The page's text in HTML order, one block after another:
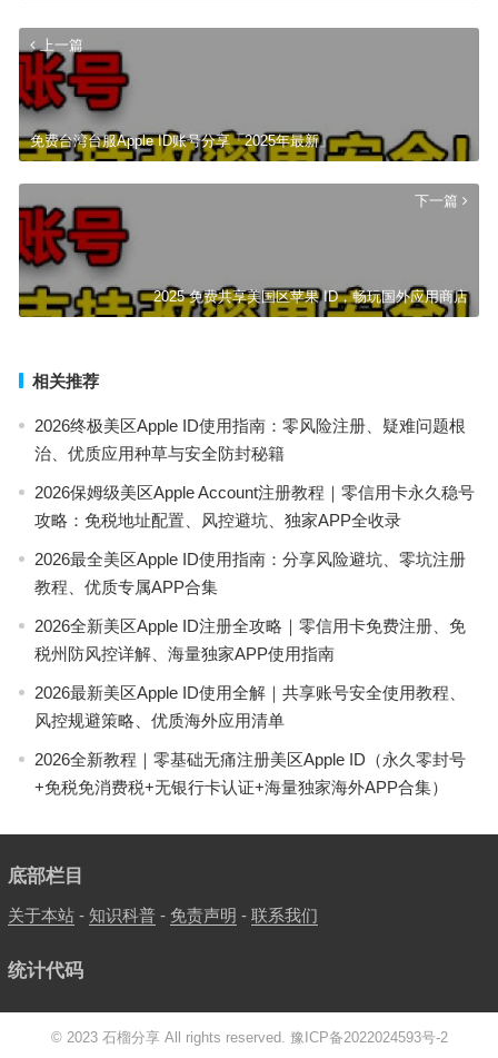
上一篇
免费台湾台服Apple ID账号分享「2025年最新」
下一篇
2025 免费共享美国区苹果 ID，畅玩国外应用商店
相关推荐
2026终极美区Apple ID使用指南：零风险注册、疑难问题根
治、优质应用种草与安全防封秘籍
2026保姆级美区Apple Account注册教程｜零信用卡永久稳号
攻略：免税地址配置、风控避坑、独家APP全收录
2026最全美区Apple ID使用指南：分享风险避坑、零坑注册
教程、优质专属APP合集
2026全新美区Apple ID注册全攻略｜零信用卡免费注册、免
税州防风控详解、海量独家APP使用指南
2026最新美区Apple ID使用全解｜共享账号安全使用教程、
风控规避策略、优质海外应用清单
2026全新教程｜零基础无痛注册美区Apple ID（永久零封号
+免税免消费税+无银行卡认证+海量独家海外APP合集）
底部栏目
关于本站- 知识科普- 免责声明 - 联系我们
统计代码
© 2023 石榴分享 All rights reserved. 豫ICP备2022024593号-2